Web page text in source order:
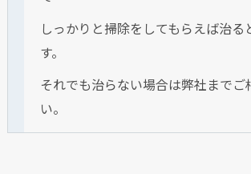
しっかりと掃除をしてもらえば治る
す。
それでも治らない場合は弊社までご
い。